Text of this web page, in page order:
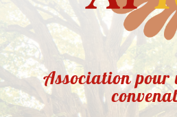
Association